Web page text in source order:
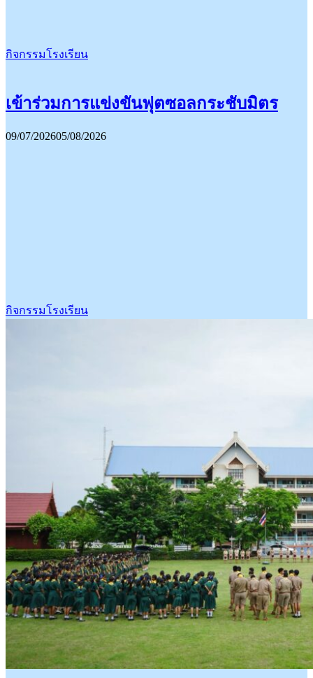
กิจกรรมโรงเรียน
เข้าร่วมการแข่งขันฟุตซอลกระชับมิตร
09/07/202605/08/2026
กิจกรรมโรงเรียน